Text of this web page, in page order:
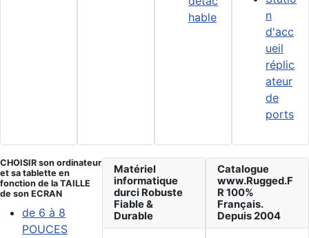
hable
n
d'acc
ueil
réplic
ateur
de
ports
CHOISIR son ordinateur
et sa tablette en
fonction de la TAILLE
de son ECRAN
de 6 à 8
POUCES
Matériel
informatique
durci Robuste
Fiable &
Durable
Catalogue
www.Rugged.F
R 100%
Français.
Depuis 2004